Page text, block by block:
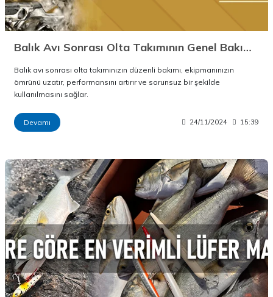
Balık Avı Sonrası Olta Takımının Genel Bakımı Nasıl Yapılır?
Balık avı sonrası olta takımınızın düzenli bakımı, ekipmanınızın
ömrünü uzatır, performansını artırır ve sorunsuz bir şekilde
kullanılmasını sağlar.
Devamı 24/11/2024 15:39